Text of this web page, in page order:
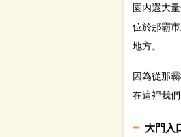
園内還大
位於那霸
地方。
因為從那
在這裡我
大門入